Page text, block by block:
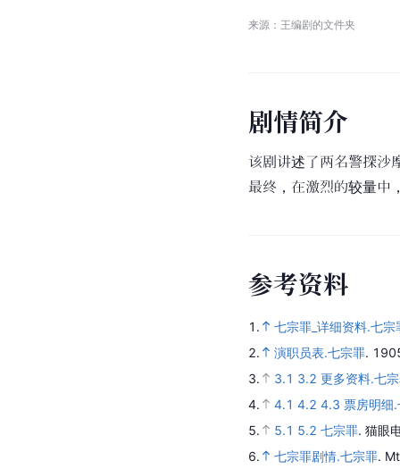
来源：王编剧的文件夹
剧情简介
该剧讲述了两名警探沙
最终，在激烈的较量中
参考资料
1.
七宗罪_详细资料.七宗
2.
演职员表.七宗罪.
3.
3.1 3.2 更多资料.七
4.
4.1 4.2 4.3 票房明细
5.
5.1 5.2 七宗罪. 猫眼
6.
七宗罪剧情.七宗罪.